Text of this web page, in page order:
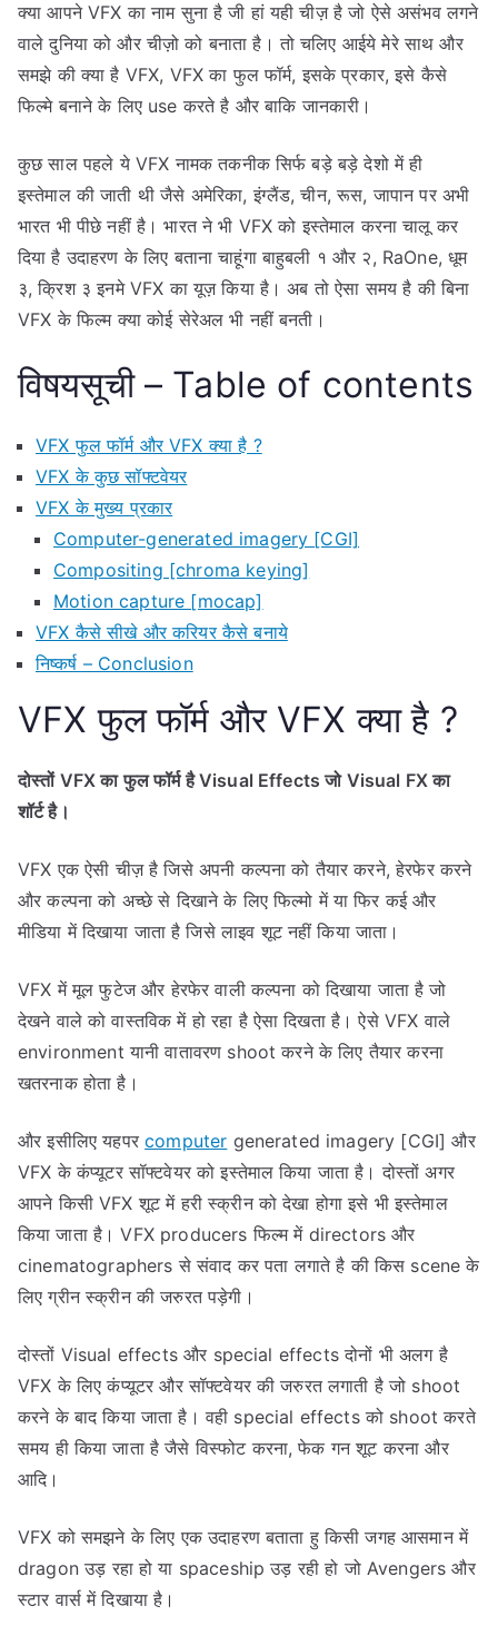
क्या आपने VFX का नाम सुना है जी हां यही चीज़ है जो ऐसे असंभव लगने
वाले दुनिया को और चीज़ो को बनाता है। तो चलिए आईये मेरे साथ और
समझे की क्या है VFX, VFX का फुल फॉर्म, इसके प्रकार, इसे कैसे
फिल्मे बनाने के लिए use करते है और बाकि जानकारी।
कुछ साल पहले ये VFX नामक तकनीक सिर्फ बड़े बड़े देशो में ही
इस्तेमाल की जाती थी जैसे अमेरिका, इंग्लैंड, चीन, रूस, जापान पर अभी
भारत भी पीछे नहीं है। भारत ने भी VFX को इस्तेमाल करना चालू कर
दिया है उदाहरण के लिए बताना चाहूंगा बाहुबली १ और २, RaOne, धूम
३, क्रिश ३ इनमे VFX का यूज़ किया है। अब तो ऐसा समय है की बिना
VFX के फिल्म क्या कोई सेरेअल भी नहीं बनती।
विषयसूची – Table of contents
VFX फुल फॉर्म और VFX क्या है ?
VFX के कुछ सॉफ्टवेयर
VFX के मुख्य प्रकार
Computer-generated imagery [CGI]
Compositing [chroma keying]
Motion capture [mocap]
VFX कैसे सीखे और करियर कैसे बनाये
निष्कर्ष – Conclusion
VFX फुल फॉर्म और VFX क्या है ?
दोस्तों VFX का फुल फॉर्म है Visual Effects जो Visual FX का
शॉर्ट है।
VFX एक ऐसी चीज़ है जिसे अपनी कल्पना को तैयार करने, हेरफेर करने
और कल्पना को अच्छे से दिखाने के लिए फिल्मो में या फिर कई और
मीडिया में दिखाया जाता है जिसे लाइव शूट नहीं किया जाता।
VFX में मूल फुटेज और हेरफेर वाली कल्पना को दिखाया जाता है जो
देखने वाले को वास्तविक में हो रहा है ऐसा दिखता है। ऐसे VFX वाले
environment यानी वातावरण shoot करने के लिए तैयार करना
खतरनाक होता है।
और इसीलिए यहपरcomputer generated imagery [CGI] और
VFX के कंप्यूटर सॉफ्टवेयर को इस्तेमाल किया जाता है। दोस्तों अगर
आपने किसी VFX शूट में हरी स्क्रीन को देखा होगा इसे भी इस्तेमाल
किया जाता है। VFX producers फिल्म में directors और
cinematographers से संवाद कर पता लगाते है की किस scene के
लिए ग्रीन स्क्रीन की जरुरत पड़ेगी।
दोस्तों Visual effects और special effects दोनों भी अलग है
VFX के लिए कंप्यूटर और सॉफ्टवेयर की जरुरत लगाती है जो shoot
करने के बाद किया जाता है। वही special effects को shoot करते
समय ही किया जाता है जैसे विस्फोट करना, फेक गन शूट करना और
आदि।
VFX को समझने के लिए एक उदाहरण बताता हु किसी जगह आसमान में
dragon उड़ रहा हो या spaceship उड़ रही हो जो Avengers और
स्टार वार्स में दिखाया है।